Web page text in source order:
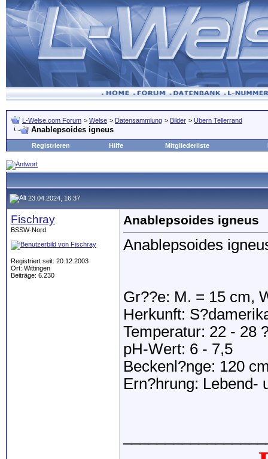
L-Welse.com Forum > Welse > Datensammlung > Bilder > Übern Tellerrand
Anablepsoides igneus
Registrieren Hilfe Mitgliederliste
23.04.2024, 16:37
Fischray
BSSW-Nord
Registriert seit: 20.12.2003
Ort: Wittingen
Beiträge: 6.230
Anablepsoides igneus
Anablepsoides
Gr??e: M. = 15 cm,
Herkunft:
Temperatur: 22 - 28
pH-Wert: 6 - 7,5
Beckenl?nge: 120
Ern?hrung: Lebend-